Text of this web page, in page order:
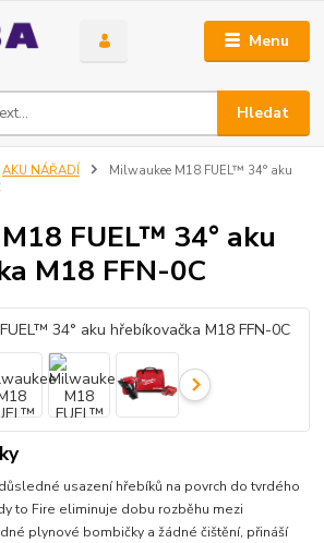
Menu
Hledat
AKU NÁŘADÍ
Milwaukee M18 FUEL™ 34° aku
FUEL™ 34° aku
M18 FFN-0C
usazení hřebíků na povrch do tvrdého
to Fire eliminuje dobu rozběhu mezi
plynové bombičky a žádné čištění, přináší